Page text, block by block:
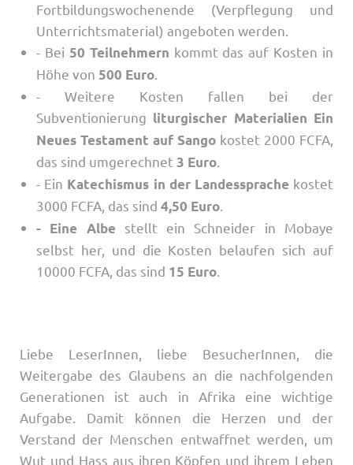
Fortbildungswochenende (Verpflegung und
Unterrichtsmaterial) angeboten werden.
- Bei 50 Teilnehmern kommt das auf Kosten in
Höhe von 500 Euro.
- Weitere Kosten fallen bei der
Subventionierung liturgischer Materialien Ein
Neues Testament auf Sango kostet 2000 FCFA,
das sind umgerechnet 3 Euro.
- Ein Katechismus in der Landessprache kostet
3000 FCFA, das sind 4,50 Euro.
- Eine Albe stellt ein Schneider in Mobaye
selbst her, und die Kosten belaufen sich auf
10000 FCFA, das sind 15 Euro.
Liebe LeserInnen, liebe BesucherInnen, die
Weitergabe des Glaubens an die nachfolgenden
Generationen ist auch in Afrika eine wichtige
Aufgabe. Damit können die Herzen und der
Verstand der Menschen entwaffnet werden, um
Wut und Hass aus ihren Köpfen und ihrem Leben